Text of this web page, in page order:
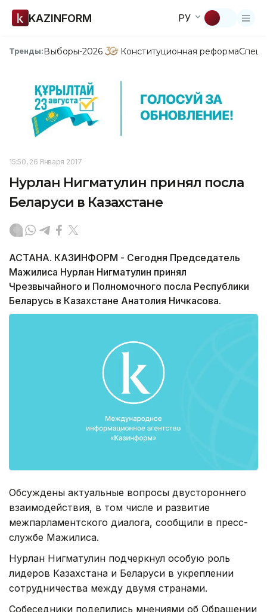
KAZINFORM РУ
Тренды:Выборы-2026 Конституционная реформа
15:50, 26 Января 2017
Нурлан Нигматулин принял посла
Беларуси в Казахстане
АСТАНА. КАЗИНФОРМ - Сегодня Председатель
Мажилиса Нурлан Нигматулин принял
Чрезвычайного и Полномочного посла Республики
Беларусь в Казахстане Анатолия Ничкасова.
Обсуждены актуальные вопросы двустороннего
взаимодействия, в том числе и развитие
межпарламентского диалога, сообщили в пресс-
службе Мажилиса.
Нурлан Нигматулин подчеркнул особую роль
лидеров Казахстана и Беларуси в укреплении
сотрудничества между двумя странами.
Собеседники поделились мнениями об Обращении